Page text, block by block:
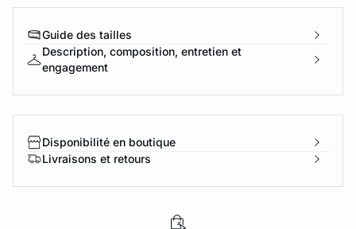
Guide des tailles
Description, composition, entretien et
engagement
Disponibilité en boutique
Livraisons et retours